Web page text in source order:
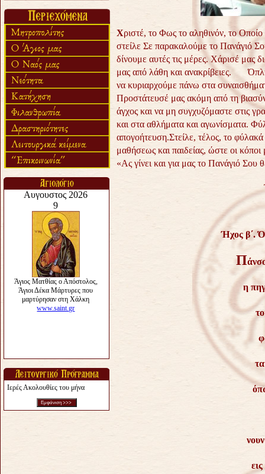
«πολύ αργά».
Ζητείται....
Ιερές Ακολουθίες του μήνα
Χριστέ, το Φως το αληθινόν, το
στείλε Σε παρακαλούμε το Πανάγιό
δίνουμε αυτές τις μέρες. Χάρισέ μας
μας από λάθη και ανακρίβειες.
να κυριαρχούμε πάνω στα
Προστάτευσέ μας ακόμη από τη
άγχος και να μη συγχυζόμαστε στις
και στα αθλήματα και αγωνίσματα.
απογοήτευση.Στείλε, τέλος, το
μαθήσεως και παιδείας, ώστε οι
«Ας γίνει και για μας το Πανάγιό
Ήχος β΄.
Π
η